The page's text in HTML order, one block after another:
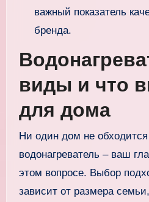
важный показатель
бренда.
виды и что
для дома
Ни один дом не
водонагреватель – ваш
этом вопросе. Выбор
зависит от размера